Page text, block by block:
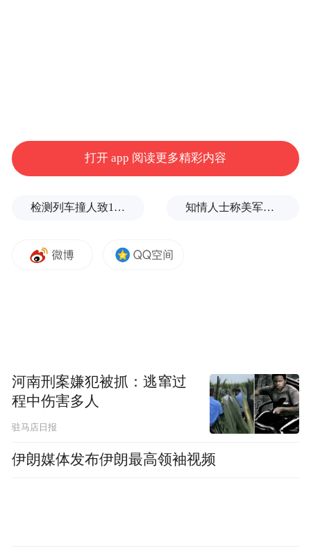
打开 app 阅读更多精彩内容
检测列车撞人致11死2伤，施工业务外包单位被罚1.5万元 知情人士称美军高层正寻求对伊战事“退出路径”
河南刑案嫌犯被抓：逃窜过
程中伤害多人
驻马店日报
伊朗媒体发布伊朗最高领袖视频